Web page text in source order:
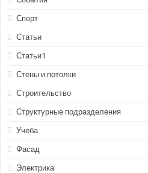
Спорт
Статьи
Статьи1
Стены и потолки
Строительство
Структурные подразделения
Учеба
Фасад
Электрика